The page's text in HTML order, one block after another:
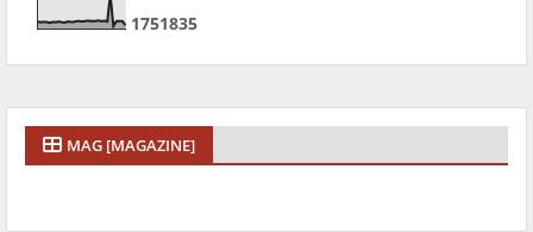
1751835
MAG [MAGAZINE]